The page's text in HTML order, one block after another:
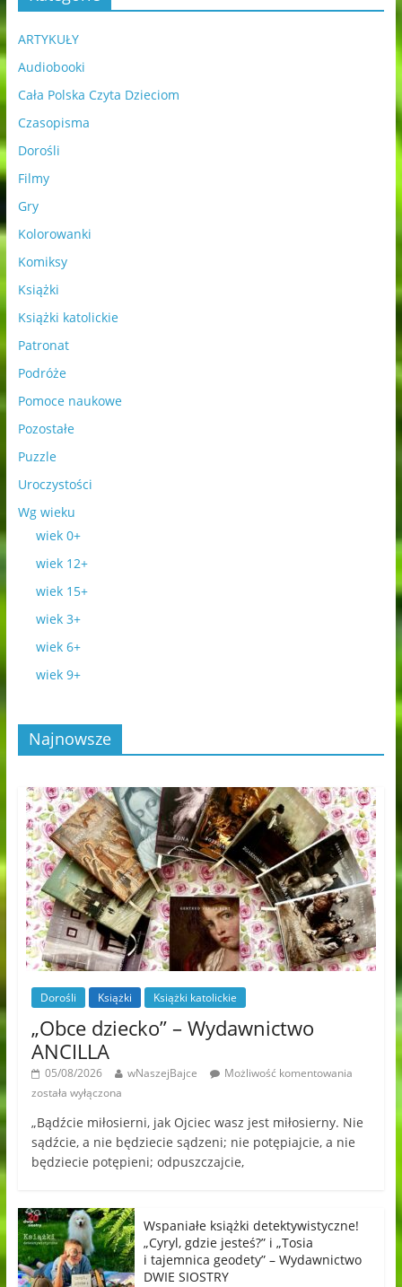
ARTYKUŁY
Audiobooki
Cała Polska Czyta Dzieciom
Czasopisma
Dorośli
Filmy
Gry
Kolorowanki
Komiksy
Książki
Książki katolickie
Patronat
Podróże
Pomoce naukowe
Pozostałe
Puzzle
Uroczystości
Wg wieku
wiek 0+
wiek 12+
wiek 15+
wiek 3+
wiek 6+
wiek 9+
Najnowsze
Dorośli Książki Książki katolickie
„Obce dziecko” – Wydawnictwo
ANCILLA
05/08/2026 wNaszejBajce
Możliwość komentowania
została wyłączona
„Bądźcie miłosierni, jak Ojciec wasz jest miłosierny. Nie
sądźcie, a nie będziecie sądzeni; nie potępiajcie, a nie
będziecie potępieni; odpuszczajcie,
Wspaniałe książki detektywistyczne!
„Cyryl, gdzie jesteś?” i „Tosia
i tajemnica geodety” – Wydawnictwo
DWIE SIOSTRY